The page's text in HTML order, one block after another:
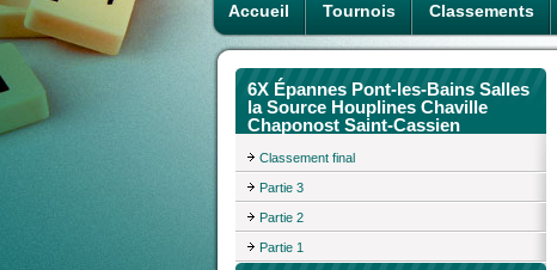
Accueil Tournois Classements
6X Épannes Pont-les-Bains Salles
la Source Houplines Chaville
Chaponost Saint-Cassien
Classement final
Partie 3
Partie 2
Partie 1